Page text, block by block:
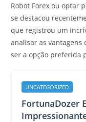
Robot Forex ou optar
se destacou
que registrou um
analisar as vantagens
ser a opção preferida
UNCATEGORIZED
FortunaDozer